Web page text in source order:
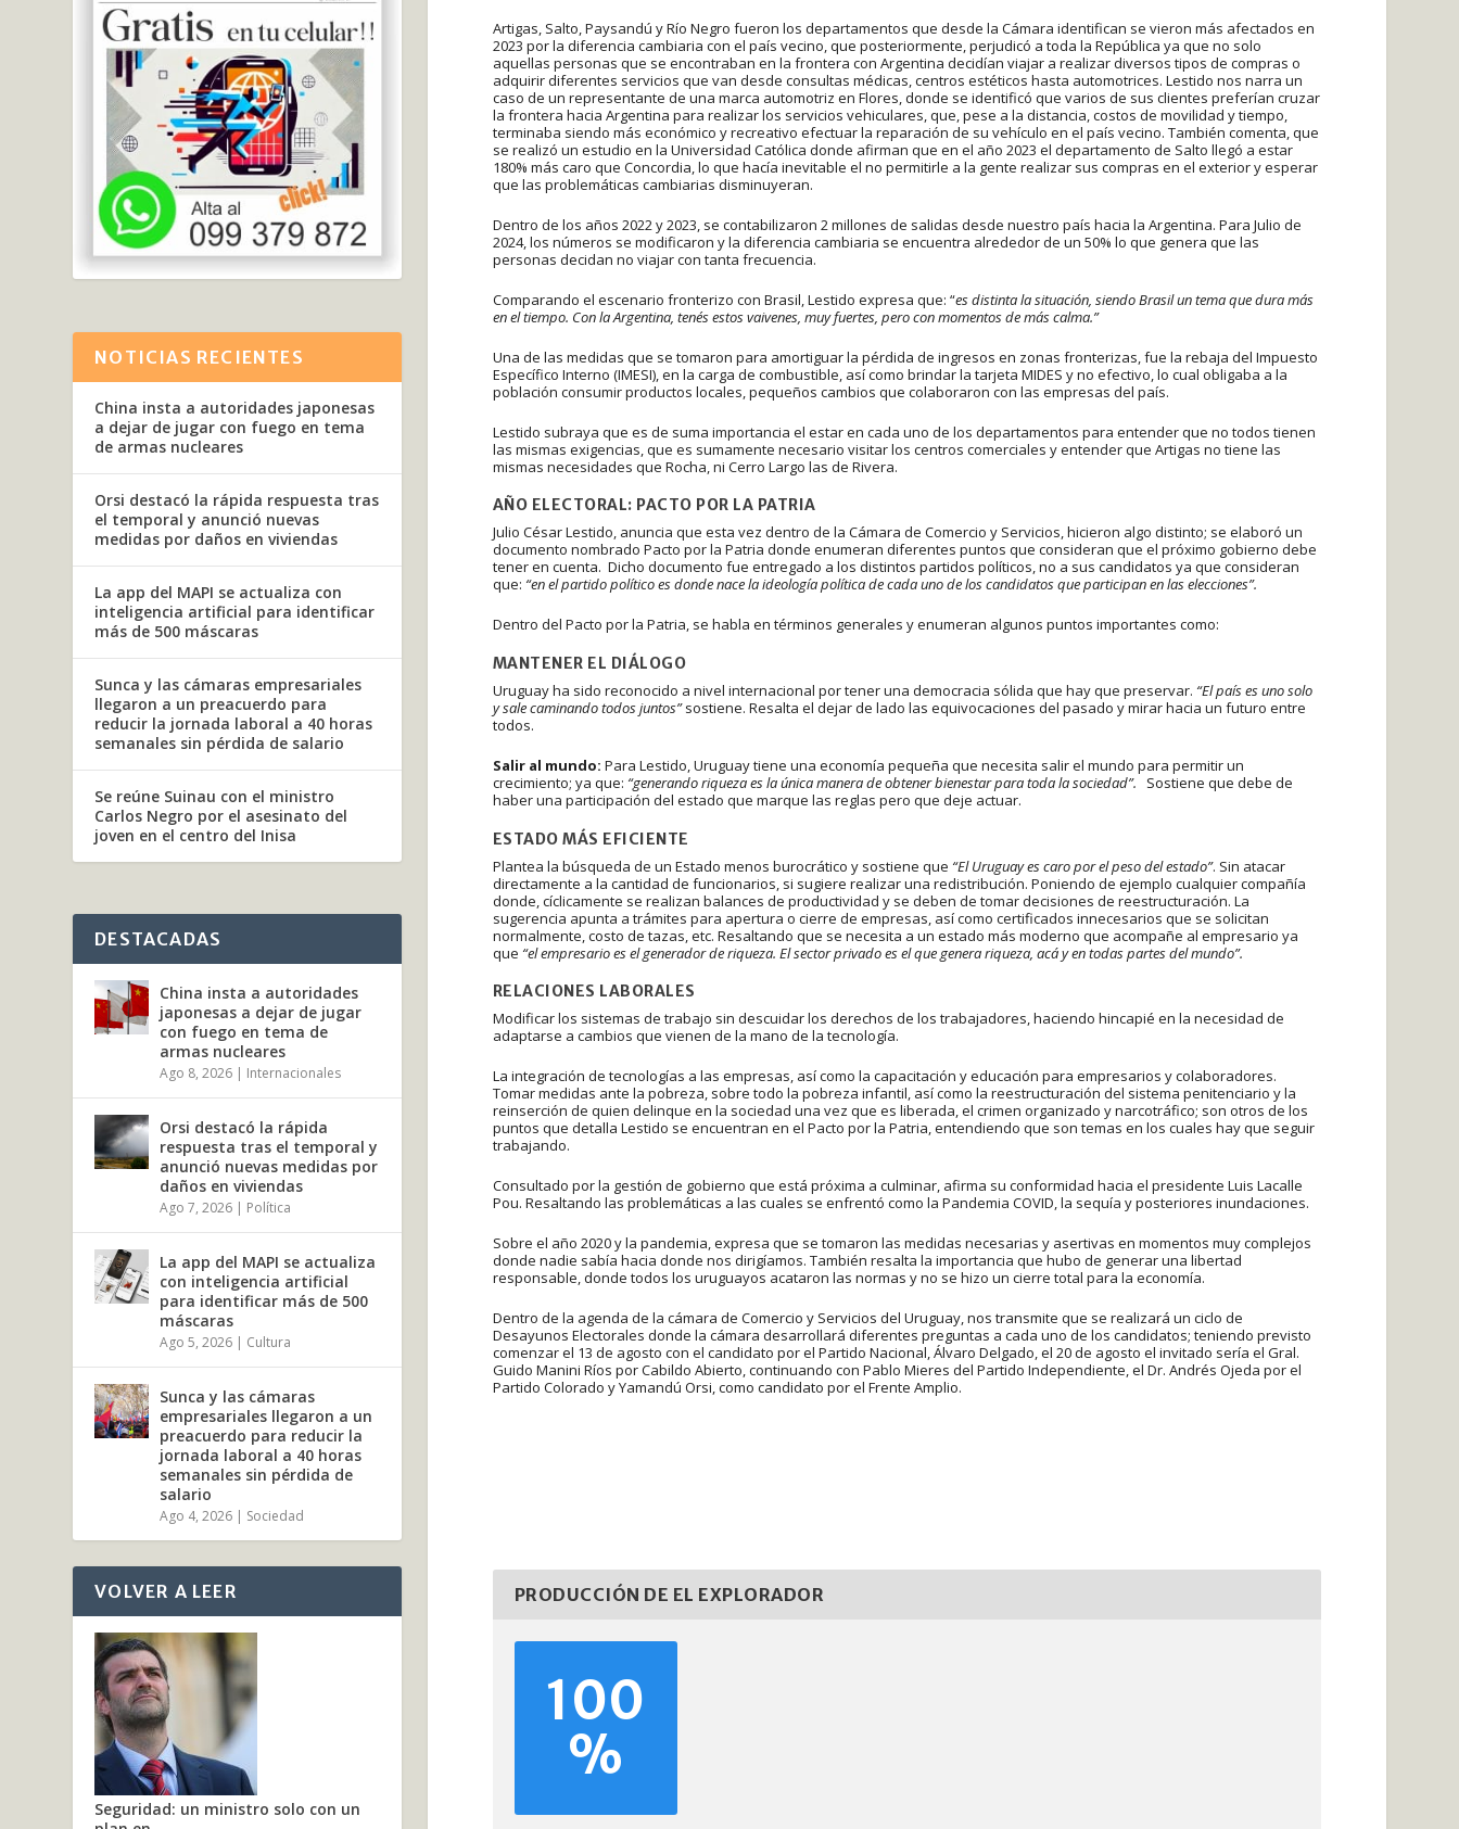
Artigas, Salto, Paysandú y Río Negro fueron los departamentos que desde la Cámara identifican se vieron más afectados en
2023 por la diferencia cambiaria con el país vecino, que posteriormente, perjudicó a toda la República ya que no solo
aquellas personas que se encontraban en la frontera con Argentina decidían viajar a realizar diversos tipos de compras o
adquirir diferentes servicios que van desde consultas médicas, centros estéticos hasta automotrices. Lestido nos narra un
caso de un representante de una marca automotriz en Flores, donde se identificó que varios de sus clientes preferían cruzar
la frontera hacia Argentina para realizar los servicios vehiculares, que, pese a la distancia, costos de movilidad y tiempo,
terminaba siendo más económico y recreativo efectuar la reparación de su vehículo en el país vecino. También comenta, que
se realizó un estudio en la Universidad Católica donde afirman que en el año 2023 el departamento de Salto llegó a estar
180% más caro que Concordia, lo que hacía inevitable el no permitirle a la gente realizar sus compras en el exterior y esperar
que las problemáticas cambiarias disminuyeran.
Dentro de los años 2022 y 2023, se contabilizaron 2 millones de salidas desde nuestro país hacia la Argentina. Para Julio de
2024, los números se modificaron y la diferencia cambiaria se encuentra alrededor de un 50% lo que genera que las
personas decidan no viajar con tanta frecuencia.
Comparando el escenario fronterizo con Brasil, Lestido expresa que: “es distinta la situación, siendo Brasil un tema que dura más
en el tiempo. Con la Argentina, tenés estos vaivenes, muy fuertes, pero con momentos de más calma.”
Una de las medidas que se tomaron para amortiguar la pérdida de ingresos en zonas fronterizas, fue la rebaja del Impuesto
Específico Interno (IMESI), en la carga de combustible, así como brindar la tarjeta MIDES y no efectivo, lo cual obligaba a la
población consumir productos locales, pequeños cambios que colaboraron con las empresas del país.
Lestido subraya que es de suma importancia el estar en cada uno de los departamentos para entender que no todos tienen
las mismas exigencias, que es sumamente necesario visitar los centros comerciales y entender que Artigas no tiene las
mismas necesidades que Rocha, ni Cerro Largo las de Rivera.
AÑO ELECTORAL: PACTO POR LA PATRIA
Julio César Lestido, anuncia que esta vez dentro de la Cámara de Comercio y Servicios, hicieron algo distinto; se elaboró un
documento nombrado Pacto por la Patria donde enumeran diferentes puntos que consideran que el próximo gobierno debe
tener en cuenta. Dicho documento fue entregado a los distintos partidos políticos, no a sus candidatos ya que consideran
que: “en el partido político es donde nace la ideología política de cada uno de los candidatos que participan en las elecciones”.
Dentro del Pacto por la Patria, se habla en términos generales y enumeran algunos puntos importantes como:
MANTENER EL DIÁLOGO
Uruguay ha sido reconocido a nivel internacional por tener una democracia sólida que hay que preservar. “El país es uno solo
y sale caminando todos juntos”sostiene. Resalta el dejar de lado las equivocaciones del pasado y mirar hacia un futuro entre
todos.
Salir al mundo: Para Lestido, Uruguay tiene una economía pequeña que necesita salir el mundo para permitir un
crecimiento; ya que: “generando riqueza es la única manera de obtener bienestar para toda la sociedad”. Sostiene que debe de
haber una participación del estado que marque las reglas pero que deje actuar.
ESTADO MÁS EFICIENTE
Plantea la búsqueda de un Estado menos burocrático y sostiene que “El Uruguay es caro por el peso del estado”. Sin atacar
directamente a la cantidad de funcionarios, si sugiere realizar una redistribución. Poniendo de ejemplo cualquier compañía
donde, cíclicamente se realizan balances de productividad y se deben de tomar decisiones de reestructuración. La
sugerencia apunta a trámites para apertura o cierre de empresas, así como certificados innecesarios que se solicitan
normalmente, costo de tazas, etc. Resaltando que se necesita a un estado más moderno que acompañe al empresario ya
que “el empresario es el generador de riqueza. El sector privado es el que genera riqueza, acá y en todas partes del mundo”.
RELACIONES LABORALES
Modificar los sistemas de trabajo sin descuidar los derechos de los trabajadores, haciendo hincapié en la necesidad de
adaptarse a cambios que vienen de la mano de la tecnología.
La integración de tecnologías a las empresas, así como la capacitación y educación para empresarios y colaboradores.
Tomar medidas ante la pobreza, sobre todo la pobreza infantil, así como la reestructuración del sistema penitenciario y la
reinserción de quien delinque en la sociedad una vez que es liberada, el crimen organizado y narcotráfico; son otros de los
puntos que detalla Lestido se encuentran en el Pacto por la Patria, entendiendo que son temas en los cuales hay que seguir
trabajando.
Consultado por la gestión de gobierno que está próxima a culminar, afirma su conformidad hacia el presidente Luis Lacalle
Pou. Resaltando las problemáticas a las cuales se enfrentó como la Pandemia COVID, la sequía y posteriores inundaciones.
Sobre el año 2020 y la pandemia, expresa que se tomaron las medidas necesarias y asertivas en momentos muy complejos
donde nadie sabía hacia donde nos dirigíamos. También resalta la importancia que hubo de generar una libertad
responsable, donde todos los uruguayos acataron las normas y no se hizo un cierre total para la economía.
Dentro de la agenda de la cámara de Comercio y Servicios del Uruguay, nos transmite que se realizará un ciclo de
Desayunos Electorales donde la cámara desarrollará diferentes preguntas a cada uno de los candidatos; teniendo previsto
comenzar el 13 de agosto con el candidato por el Partido Nacional, Álvaro Delgado, el 20 de agosto el invitado sería el Gral.
Guido Manini Ríos por Cabildo Abierto, continuando con Pablo Mieres del Partido Independiente, el Dr. Andrés Ojeda por el
Partido Colorado y Yamandú Orsi, como candidato por el Frente Amplio.
PRODUCCIÓN DE EL EXPLORADOR
100
%
NOTICIAS RECIENTES
China insta a autoridades japonesas
a dejar de jugar con fuego en tema
de armas nucleares
Orsi destacó la rápida respuesta tras
el temporal y anunció nuevas
medidas por daños en viviendas
La app del MAPI se actualiza con
inteligencia artificial para identificar
más de 500 máscaras
Sunca y las cámaras empresariales
llegaron a un preacuerdo para
reducir la jornada laboral a 40 horas
semanales sin pérdida de salario
Se reúne Suinau con el ministro
Carlos Negro por el asesinato del
joven en el centro del Inisa
DESTACADAS
China insta a autoridades
japonesas a dejar de jugar
con fuego en tema de
armas nucleares
Ago 8, 2026 | Internacionales
Orsi destacó la rápida
respuesta tras el temporal y
anunció nuevas medidas por
daños en viviendas
Ago 7, 2026 | Política
La app del MAPI se actualiza
con inteligencia artificial
para identificar más de 500
máscaras
Ago 5, 2026 | Cultura
Sunca y las cámaras
empresariales llegaron a un
preacuerdo para reducir la
jornada laboral a 40 horas
semanales sin pérdida de
salario
Ago 4, 2026 | Sociedad
VOLVER A LEER
Seguridad: un ministro solo con un